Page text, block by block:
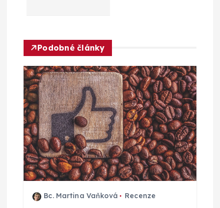
e
p
r
o
p
ř
Podobné články
Bc. Martina Vaňková Recenze